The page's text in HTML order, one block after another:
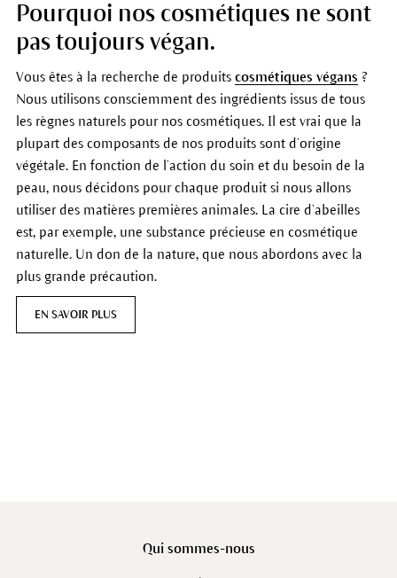
Pourquoi nos cosmétiques ne sont
pas toujours végan.
Vous êtes à la recherche de produits cosmétiques végans ?
Nous utilisons consciemment des ingrédients issus de tous
les règnes naturels pour nos cosmétiques. Il est vrai que la
plupart des composants de nos produits sont d’origine
végétale. En fonction de l’action du soin et du besoin de la
peau, nous décidons pour chaque produit si nous allons
utiliser des matières premières animales. La cire d’abeilles
est, par exemple, une substance précieuse en cosmétique
naturelle. Un don de la nature, que nous abordons avec la
plus grande précaution.
EN SAVOIR PLUS
Qui sommes-nous